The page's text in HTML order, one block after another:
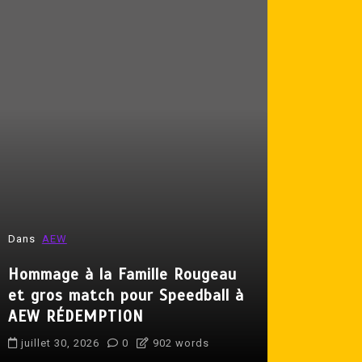
Dans AEW
Hommage à la Famille Rougeau
et gros match pour Speedball à
AEW RÉDEMPTION
juillet 30, 2026 0 902 words